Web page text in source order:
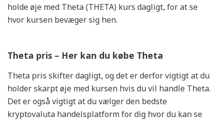
holde øje med Theta (THETA) kurs dagligt, for at se
hvor kursen bevæger sig hen.
Theta pris – Her kan du købe Theta
Theta pris skifter dagligt, og det er derfor vigtigt at du
holder skarpt øje med kursen hvis du vil handle Theta.
Det er også vigtigt at du vælger den bedste
kryptovaluta handelsplatform for dig hvor du kan se